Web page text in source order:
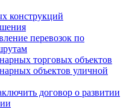
конструкций
перевозок по
торговых объектов
объектов уличной
договор о развитии